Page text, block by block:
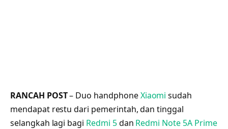
RANCAH POST– Duo handphoneXiaomi sudah
mendapat restu dari pemerintah, dan tinggal
selangkah lagi bagi Redmi 5dan Redmi Note 5A Prime